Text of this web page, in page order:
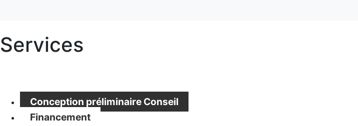
Services
Conception préliminaire Conseil
Financement